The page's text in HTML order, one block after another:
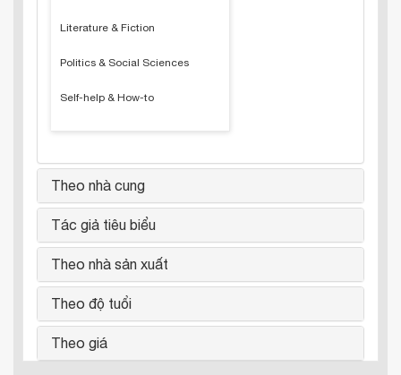
Literature & Fiction
Politics & Social Sciences
Self-help & How-to
Theo nhà cung
Tác giả tiêu biểu
Theo nhà sản xuất
Theo độ tuổi
Theo giá